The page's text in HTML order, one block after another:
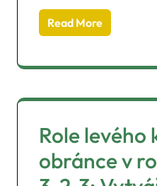
Read More
Role levého
obránce v